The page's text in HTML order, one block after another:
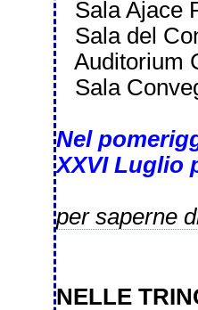
Sala Ajace
Sala del
Auditorium
Sala
Nel
XXVI Luglio
per saperne
NELLE